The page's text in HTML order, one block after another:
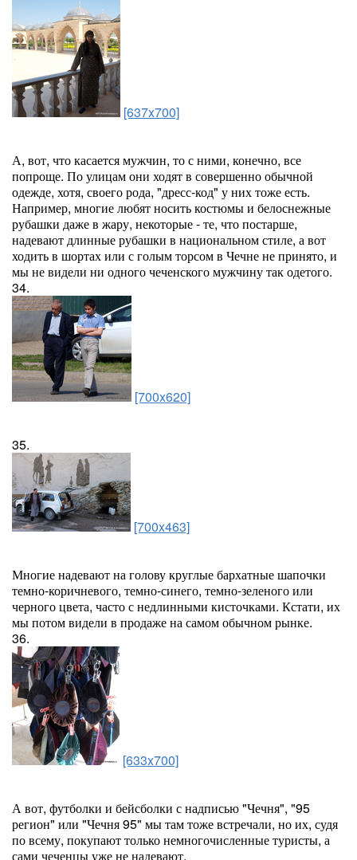
[637x700]
А, вот, что касается мужчин, то с ними, конечно, все
попроще. По улицам они ходят в совершенно обычной
одежде, хотя, своего рода, "дресс-код" у них тоже есть.
Например, многие любят носить костюмы и белоснежные
рубашки даже в жару, некоторые - те, что постарше,
надевают длинные рубашки в национальном стиле, а вот
ходить в шортах или с голым торсом в Чечне не принято, и
мы не видели ни одного чеченского мужчину так одетого.
34.
[700x620]
35.
[700x463]
Многие надевают на голову круглые бархатные шапочки
темно-коричневого, темно-синего, темно-зеленого или
черного цвета, часто с недлинными кисточками. Кстати, их
мы потом видели в продаже на самом обычном рынке.
36.
[633x700]
А вот, футболки и бейсболки с надписью "Чечня", "95
регион" или "Чечня 95" мы там тоже встречали, но их, судя
по всему, покупают только немногочисленные туристы, а
сами чеченцы уже не надевают.